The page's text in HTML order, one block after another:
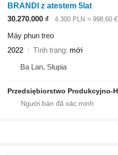
BRANDI z atestem 5lat
30.270.000 ₫
4.300 PLN ≈ 998,60 €
Máy phun treo
2022
Tình trạng mới
Ba Lan, Słupia